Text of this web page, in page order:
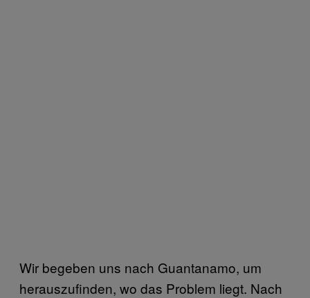
Wir begeben uns nach Guantanamo, um
herauszufinden, wo das Problem liegt. Nach